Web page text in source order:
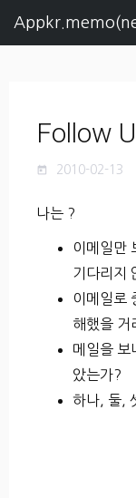
Follow
today 2010-02-13
나는 ?
이메일만
기다리지
이메일로
해했을 거
메일을 보
았는가?
하나, 둘,